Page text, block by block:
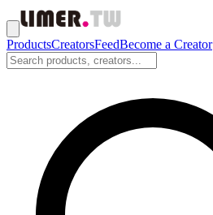
ProductsCreatorsFeedBecome a Creator